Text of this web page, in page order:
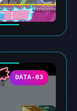
DATA-03